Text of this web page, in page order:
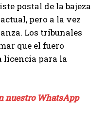
postal de la bajeza
pero a la vez
Los tribunales
que el fuero
licencia para la
nuestro WhatsApp